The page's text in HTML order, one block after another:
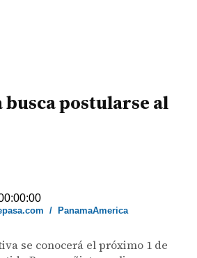
busca postularse al
/ PanamaAmerica
se conocerá el próximo 1 de